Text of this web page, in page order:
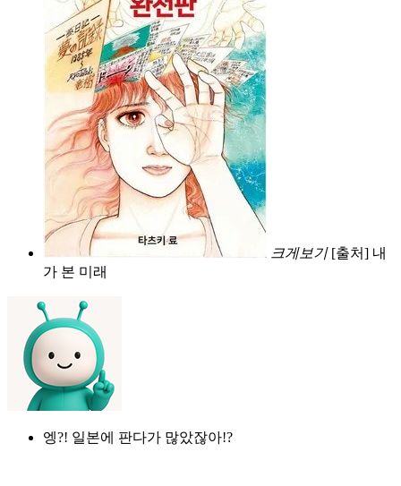
크게보기 [출처] 내
가 본 미래
엥?! 일본에 판다가 많았잖아!?